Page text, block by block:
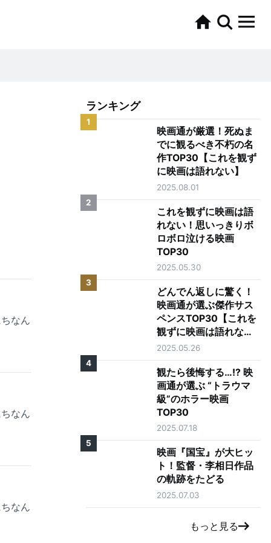
なん
なん
なん
ランキング
1
映画通が厳選！死ぬま
でに観るべき不朽の名
作TOP30【これを観ず
に映画は語れない】
2025.08.01
2
これを観ずに映画は語
れない！思いっきりボ
ロボロ泣ける映画
TOP30
2025.05.30
3
どんでん返しに驚く！
映画通が選ぶ傑作サス
ペンスTOP30【これを
観ずに映画は語れな
い】
2025.05.26
4
観たら後悔する…!? 映
画通が選ぶ “トラウマ
級”のホラー映画
TOP30
2025.07.18
5
映画『国宝』が大ヒッ
ト！監督・李相日作品
の軌跡をたどる
2025.07.03
もっと見る